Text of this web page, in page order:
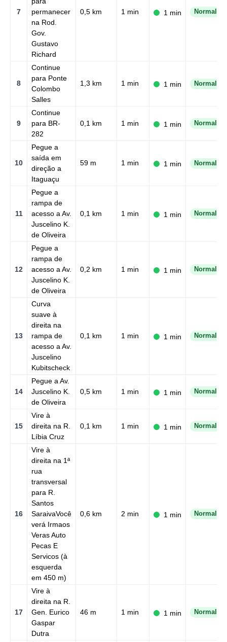
7
permanecer
na Rod.
Gov.
Gustavo
Richard
0,5 km 1 min 1 min Normal
8
Continue
para Ponte
Colombo
Salles
1,3 km 1 min 1 min Normal
9
Continue
para BR-
282
0,1 km 1 min 1 min Normal
10
Pegue a
saída em
direção a
Itaguaçu
59 m 1 min 1 min Normal
11
Pegue a
rampa de
acesso a Av.
Juscelino K.
de Oliveira
0,1 km 1 min 1 min Normal
12
Pegue a
rampa de
acesso a Av.
Juscelino K.
de Oliveira
0,2 km 1 min 1 min Normal
13
Curva
suave à
direita na
rampa de
acesso a Av.
Juscelino
Kubitscheck
0,1 km 1 min 1 min Normal
14
Pegue a Av.
Juscelino K.
de Oliveira
0,5 km 1 min 1 min Normal
15
Vire à
direita na R.
Líbia Cruz
0,1 km 1 min 1 min Normal
16
Vire à
direita na 1ª
rua
transversal
para R.
Santos
SaraivaVocê
verá Irmaos
Veras Auto
Pecas E
Servicos (à
esquerda
em 450 m)
0,6 km 2 min 1 min Normal
17
Vire à
direita na R.
Gen. Eurico
Gaspar
Dutra
46 m 1 min 1 min Normal